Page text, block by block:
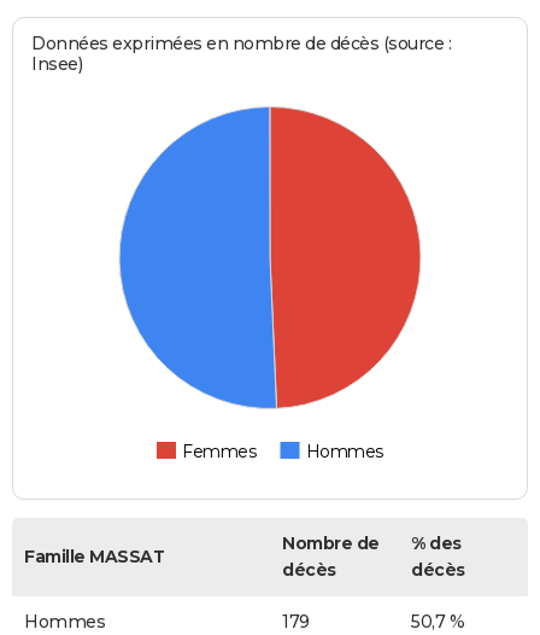
Données exprimées en nombre de décès (source :
Insee)
Femmes Hommes
Famille MASSAT
Nombre de
décès
% des
décès
Hommes 179 50,7 %